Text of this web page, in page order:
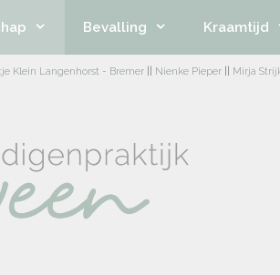
Bevalling Kraamtijd
Klein Langenhorst - Bremer Nienke Pieper Mirja